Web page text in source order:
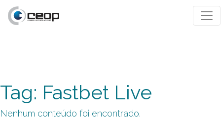
Tag: Fastbet Live
Nenhum conteúdo foi encontrado.